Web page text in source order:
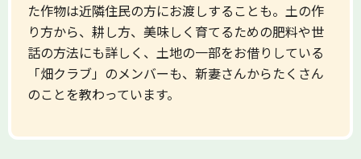
た作物は近隣住民の方にお渡しすることも。土の作
り方から、耕し方、美味しく育てるための肥料や世
話の方法にも詳しく、土地の一部をお借りしている
「畑クラブ」のメンバーも、新妻さんからたくさん
のことを教わっています。